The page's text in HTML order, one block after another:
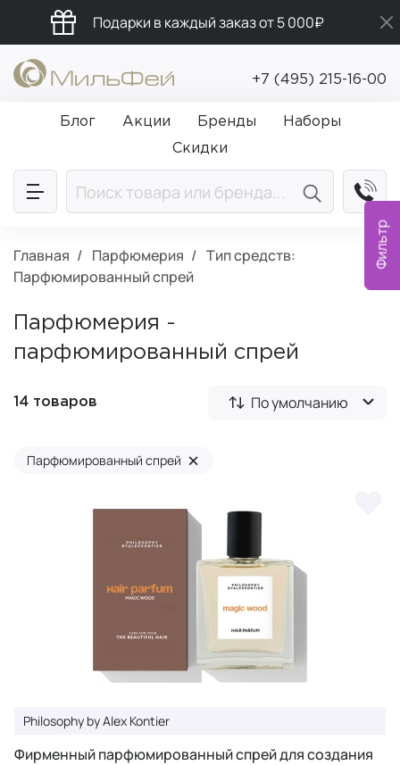
Фильтр
Подарки в каждый заказ от 5 000₽
Промокод ПРИВЕТ
Бесплатная доставка от 5 000₽
+7 (495) 215-16-00
Блог Акции Бренды
Наборы
Скидки
Главная Парфюмерия
Тип средств:
Парфюмированный спрей
Парфюмерия -
парфюмированный спрей
14 товаров По умолчанию
Парфюмированный спрей ×
Philosophy by Alex Kontier
Фирменный парфюмированный спрей для создания